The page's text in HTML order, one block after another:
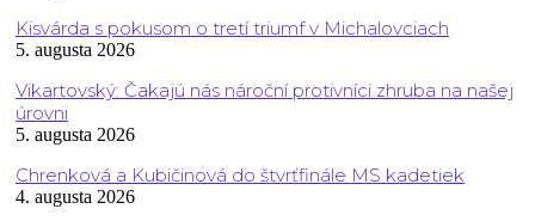
Kisvárda s pokusom o tretí triumf v Michalovciach
5. augusta 2026
Vikartovský: Čakajú nás nároční protivníci zhruba na našej
úrovni
5. augusta 2026
Chrenková a Kubičinová do štvrťfinále MS kadetiek
4. augusta 2026